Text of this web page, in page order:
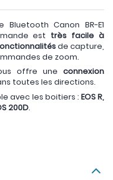
Canon BR-E1
est très facile à
de capture,
de zoom.
offre une connexion
toutes les directions.
avec les boitiers : EOS R,
200D.